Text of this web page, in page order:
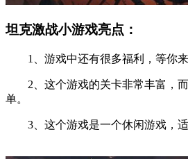
坦克激战小游戏亮点：
1、游戏中还有很多福利，等你来
2、这个游戏的关卡非常丰富，而
单。
3、这个游戏是一个休闲游戏，适